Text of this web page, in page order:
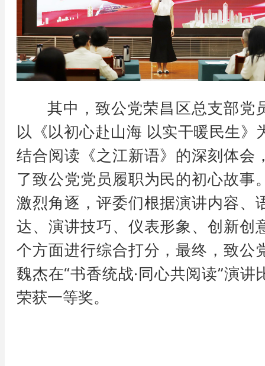
其中，致公党荣昌区总支部党
以《以初心赴山海 以实干暖民生》
结合阅读《之江新语》的深刻体会
了致公党党员履职为民的初心故事
激烈角逐，评委们根据演讲内容、
达、演讲技巧、仪表形象、创新创
个方面进行综合打分，最终，致公
魏杰在“书香统战·同心共阅读”演讲
荣获一等奖。